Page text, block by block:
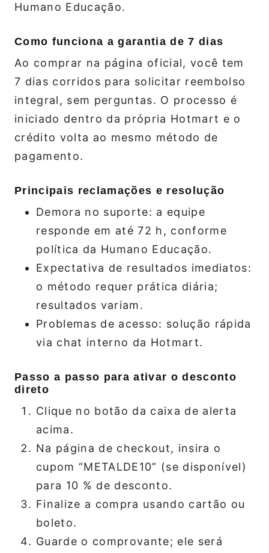
Humano Educação.
Como funciona a garantia de 7 dias
Ao comprar na página oficial, você tem
7 dias corridos para solicitar reembolso
integral, sem perguntas. O processo é
iniciado dentro da própria Hotmart e o
crédito volta ao mesmo método de
pagamento.
Principais reclamações e resolução
Demora no suporte: a equipe
responde em até 72 h, conforme
política da Humano Educação.
Expectativa de resultados imediatos:
o método requer prática diária;
resultados variam.
Problemas de acesso: solução rápida
via chat interno da Hotmart.
Passo a passo para ativar o desconto
direto
Clique no botão da caixa de alerta
acima.
Na página de checkout, insira o
cupom “METALDE10” (se disponível)
para 10 % de desconto.
Finalize a compra usando cartão ou
boleto.
Guarde o comprovante; ele será